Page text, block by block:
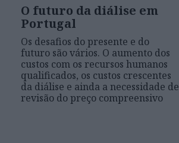
O futuro da diálise em
Portugal
Os desafios do presente e do
futuro são vários. O aumento dos
custos com os recursos humanos
qualificados, os custos crescentes
da diálise e ainda a necessidade de
revisão do preço compreensivo